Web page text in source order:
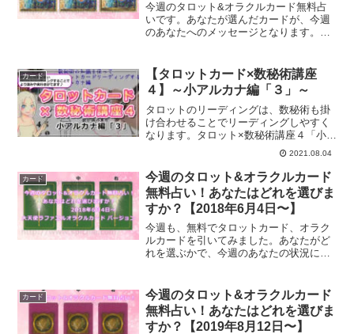
今週のタロット&オラクルカード無料占
いです。あなたが選んだカードが、今週
のあなたへのメッセージとなります。あ
カード
【タロットカード×数秘術講座
４】～小アルカナ編「３」～
タロットのリーディングは、数秘術も掛
け合わせることでリーディングしやすく
なります。タロット×数秘術講座４「小ア
ルカナ×数秘リーディング３」をお届けし
2021.08.04
カード
今週のタロット&オラクルカード
無料占い！あなたはどれを選びま
すか？【2018年6月4日〜】
今週も、無料でタロットカード、オラク
ルカードを引いてみました。あなたがど
れを選ぶかで、今週のあなたの状況に相
はどのカード？
カード
今週のタロット&オラクルカード
無料占い！あなたはどれを選びま
すか？【2019年8月12日〜】